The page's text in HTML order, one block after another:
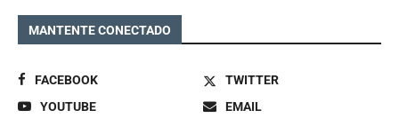
MANTENTE CONECTADO
FACEBOOK
TWITTER
YOUTUBE
EMAIL